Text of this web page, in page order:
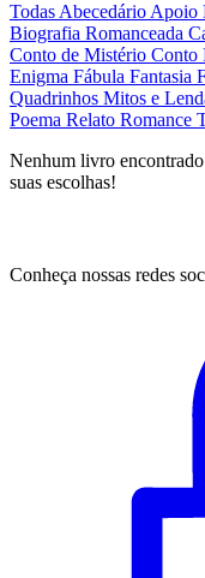
TodasAbecedárioApoio
Biografia Romanceada
Conto de Mistério Conto
Enigma Fábula Fantasia
Quadrinhos Mitos e
Poema Relato Romance
Nenhum livro
suas escolhas!
Conheça nossas redes